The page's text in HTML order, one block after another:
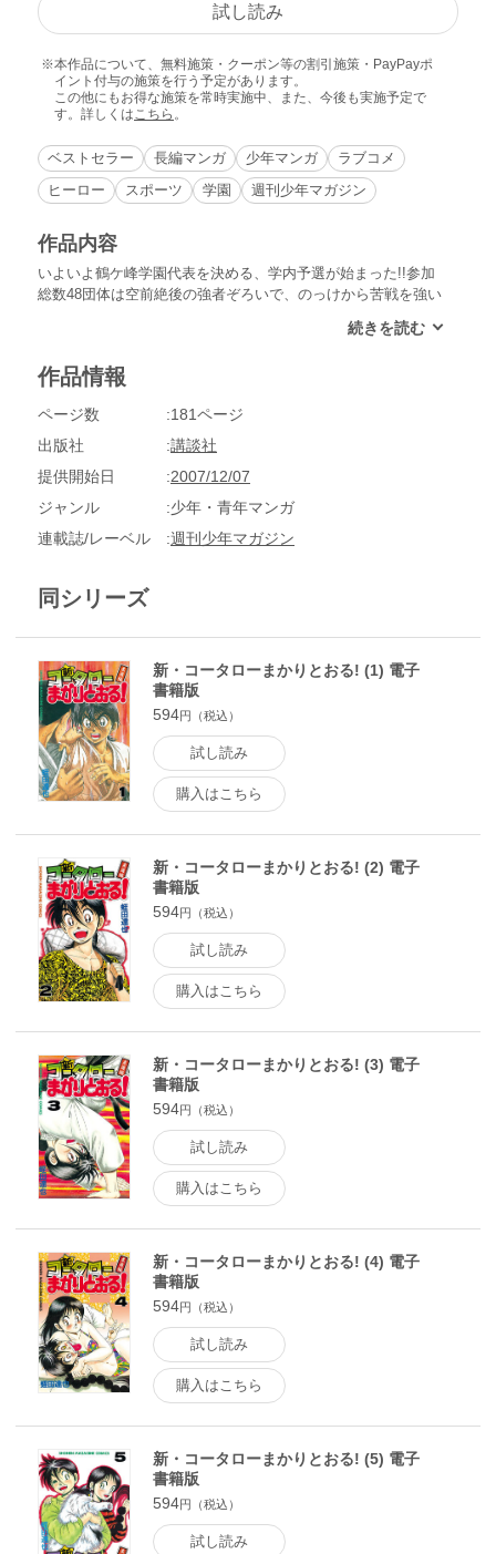
試し読み
本作品について、無料施策・クーポン等の割引施策・PayPayポ
イント付与の施策を行う予定があります。
この他にもお得な施策を常時実施中、また、今後も実施予定で
す。詳しくは こちら 。
ベストセラー 長編マンガ 少年マンガ
ラブコメ
ヒーロー
スポーツ 学園 週刊少年マガジン
作品内容
いよいよ鶴ケ峰学園代表を決める、学内予選が始まった!!参加
総数48団体は空前絶後の強者ぞろいで、のっけから苦戦を強い
作品情報
ページ数
181ページ
出版社
講談社
提供開始日
2007/12/07
ジャンル
少年・青年マンガ
連載誌/レーベル
週刊少年マガジン
同シリーズ
新・コータローまかりとおる! (1) 電子
書籍版
594円（税込）
試し読み
購入はこちら
新・コータローまかりとおる! (2) 電子
書籍版
594円（税込）
試し読み
購入はこちら
新・コータローまかりとおる! (3) 電子
書籍版
594円（税込）
試し読み
購入はこちら
新・コータローまかりとおる! (4) 電子
書籍版
594円（税込）
試し読み
購入はこちら
新・コータローまかりとおる! (5) 電子
書籍版
594円（税込）
試し読み